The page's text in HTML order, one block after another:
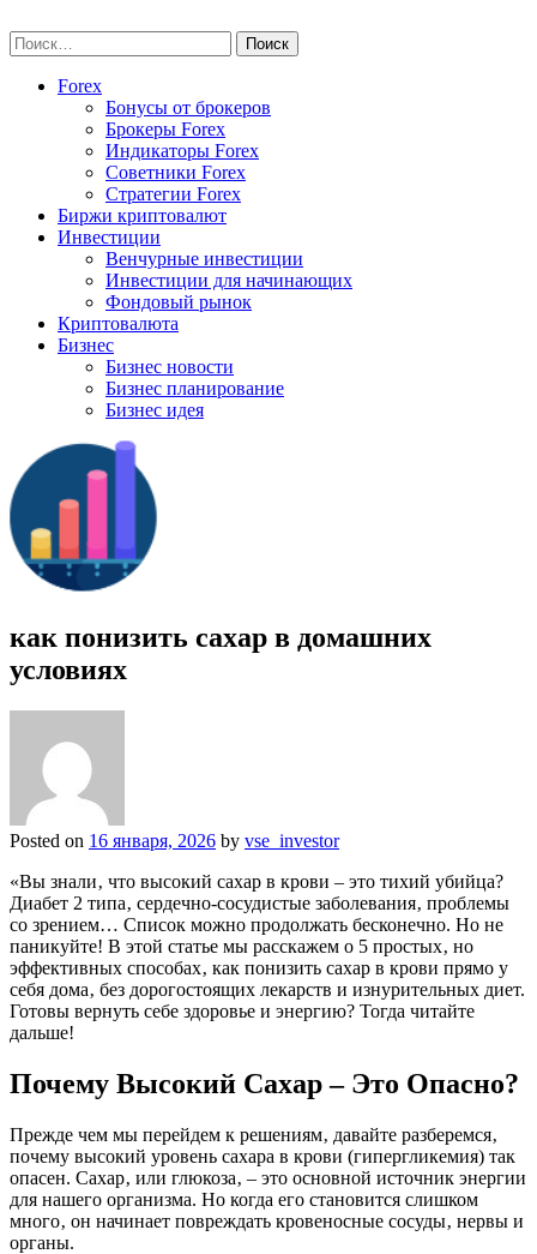
to
content
Найти:
Forex
Бонусы от брокеров
Брокеры Forex
Индикаторы Forex
Советники Forex
Стратегии Forex
Биржи криптовалют
Инвестиции
Венчурные инвестиции
Инвестиции для начинающих
Фондовый рынок
Криптовалюта
Бизнес
Бизнес новости
Бизнес планирование
Бизнес идея
как понизить сахар в домашних
условиях
Posted on 16 января, 2026 by vse_investor
«Вы знали‚ что высокий сахар в крови – это тихий убийца?
Диабет 2 типа‚ сердечно-сосудистые заболевания‚ проблемы
со зрением… Список можно продолжать бесконечно. Но не
паникуйте! В этой статье мы расскажем о 5 простых‚ но
эффективных способах‚ как понизить сахар в крови прямо у
себя дома‚ без дорогостоящих лекарств и изнурительных диет.
Готовы вернуть себе здоровье и энергию? Тогда читайте
дальше!
Почему Высокий Сахар – Это Опасно?
Прежде чем мы перейдем к решениям‚ давайте разберемся‚
почему высокий уровень сахара в крови (гипергликемия) так
опасен. Сахар‚ или глюкоза‚ – это основной источник энергии
для нашего организма. Но когда его становится слишком
много‚ он начинает повреждать кровеносные сосуды‚ нервы и
органы.